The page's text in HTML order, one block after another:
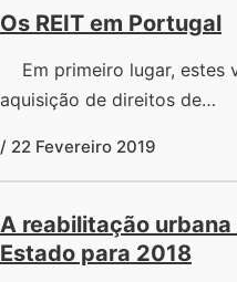
Os REIT em Portugal
Em primeiro lugar, estes
aquisição de direitos de…
/ 22 Fevereiro 2019
A reabilitação
Estado para 2018